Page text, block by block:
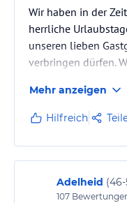
Wir haben in der
herrliche
unseren lieben
verbringen dürfen.
Topzustand.
schon 19 und 17
immer noch sehr
zu einem großen
selbstverständlich
Jungs mit eigenen
Mehr anzeigen
Hilfreich
Adelheid (
107